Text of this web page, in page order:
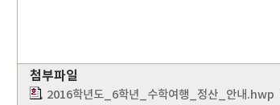
첨부파일
2016학년도_6학년_수학여행_정산_안내.hwp